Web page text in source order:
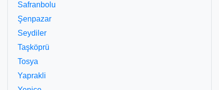
Safranbolu
Şenpazar
Seydiler
Taşköprü
Tosya
Yaprakli